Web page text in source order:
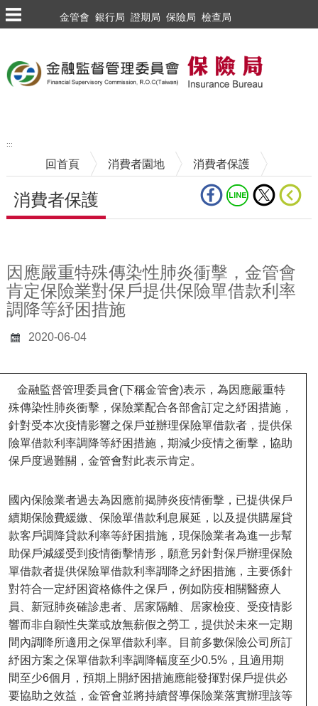
跳到主要內容區塊
金管會 銀行局 證期局 保險局 檢查局
:::
回首頁 消費者園地 消費者保護
消費者保護
因應嚴重特殊傳染性肺炎衝擊，金管會
肯定保險業對保戶提供保險單借款利率
調降等紓困措施
2020-06-04
金融監督管理委員會(下稱金管會)表示，為因應嚴重特
殊傳染性肺炎衝擊，保險業配合各部會訂定之紓困措施，
針對受本次疫情影響之保戶並辦理保險單借款者，提供保
險單借款利率調降等紓困措施，期減少疫情之衝擊，協助
保戶度過難關，金管會對此表示肯定。
國內保險業者過去為因應前揭肺炎疫情衝擊，已提供保戶
續期保險費緩繳、保險單借款利息展延，以及提供購屋貸
款客戶調降貸款利率等紓困措施，現保險業者為進一步幫
助保戶減緩受到疫情衝擊情形，願意另針對保戶辦理保險
單借款者提供保險單借款利率調降之紓困措施，主要係針
對符合一定紓困資格條件之保戶，例如防疫相關醫療人
員、新冠肺炎確診患者、居家隔離、居家檢疫、受疫情影
響而非自願性失業或放無薪假之勞工，提供於未來一定期
間內調降所適用之保單借款利率。目前多數保險公司所訂
紓困方案之保單借款利率調降幅度至少0.5% ，且適用期
間至少6個月，預期上開紓困措施應能發揮對保戶提供必
要協助之效益，金管會並將持續督導保險業落實辦理該等